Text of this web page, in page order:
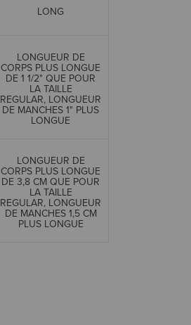
LONG
LONGUEUR DE
CORPS PLUS LONGUE
DE 1 1/2" QUE POUR
LA TAILLE
REGULAR, LONGUEUR
DE MANCHES 1" PLUS
LONGUE
LONGUEUR DE
CORPS PLUS LONGUE
DE 3,8 CM QUE POUR
LA TAILLE
REGULAR, LONGUEUR
DE MANCHES 1,5 CM
PLUS LONGUE